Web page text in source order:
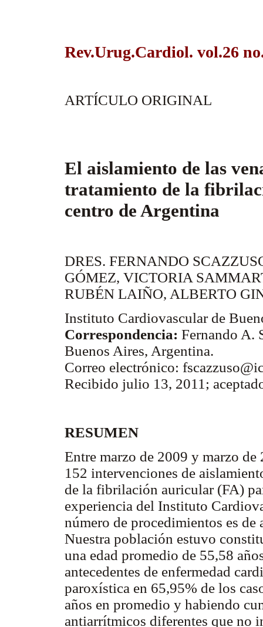
Rev.Urug.Cardiol. vol.26
ARTÍCULO ORIGINAL
El aislamiento de las
tratamiento de la
centro de Argentina
DRES. FERNANDO
GÓMEZ, VICTORIA
RUBÉN LAIÑO, ALBERTO
Instituto Cardiovascular de
Correspondencia: Fernando A.
Buenos Aires, Argentina.
Correo electrónico:
Recibido julio 13, 2011;
RESUMEN
Entre marzo de 2009 y marzo
152 intervenciones de
de la fibrilación auricular (FA)
experiencia del Instituto
número de procedimientos es
Nuestra población estuvo
una edad promedio de 55,58
antecedentes de enfermedad
paroxística en 65,95% de los
años en promedio y habiendo
antiarrítmicos diferentes que no